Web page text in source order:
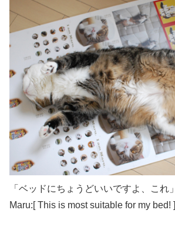
「ベッドにちょうどいいですよ、これ」
Maru:[ This is most suitable for my bed! ]